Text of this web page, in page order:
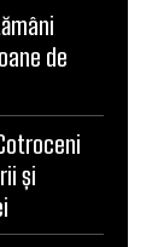
de
și